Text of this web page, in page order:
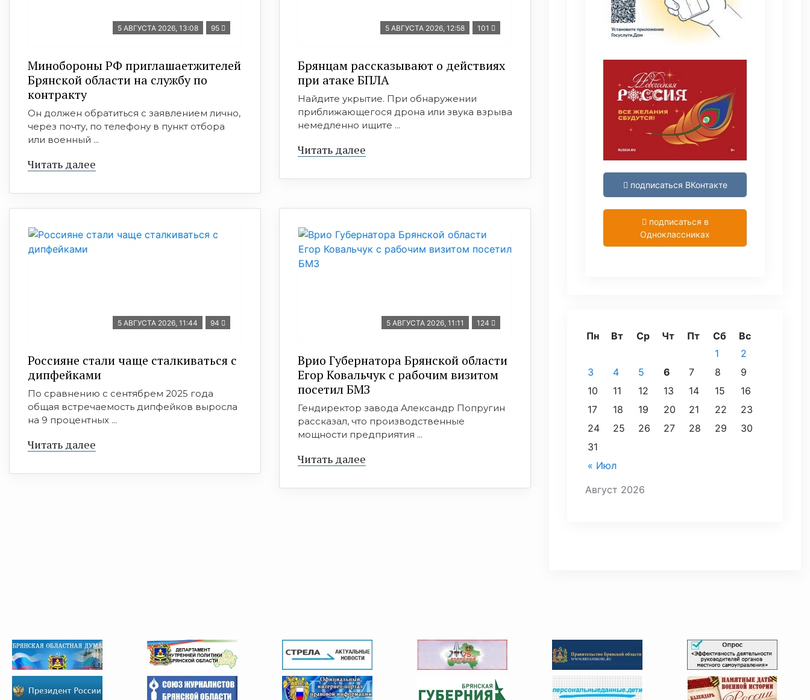
5 АВГУСТА 2026, 13:08 95
Минобoроны РФ приглaшaетжитeлeй
Брянской области на службу по
контракту
Он должен обратиться с заявлением лично,
через почту, по телефону в пункт отбора
или военный ...
Читать далее
5 АВГУСТА 2026, 12:58 101
Брянцам рассказывают о действиях
при атаке БПЛА
Найдите укрытие. При обнаружении
приближающегося дрона или звука взрыва
немедленно ищите ...
Читать далее
5 АВГУСТА 2026, 11:44 94
Россияне стали чаще сталкиваться с
дипфейками
По сравнению с сентябрем 2025 года
общая встречаемость дипфейков выросла
на 9 процентных ...
Читать далее
5 АВГУСТА 2026, 11:11 124
Врио Губернатора Брянской области
Егор Ковальчук с рабочим визитом
посетил БМЗ
Гендиректор завода Александр Попругин
рассказал, что производственные
мощности предприятия ...
Читать далее
подписаться ВКонтакте
подписаться в
Одноклассниках
Август 2026
Пн Вт Ср Чт Пт Сб Вс
« Июл
1
2
3
4 5 6 7 8
9
10
11 12 13 14 15
16
17
18 19 20 21 22
23
24
25 26 27 28 29
30
31